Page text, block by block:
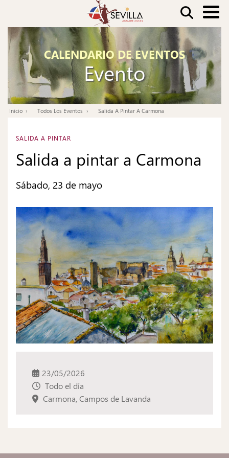
contenido
principal
Buscar
CALENDARIO DE EVENTOS
Evento
Ruta
navegación
Inicio Todos Los Eventos Salida A Pintar A Carmona
SALIDA A PINTAR
Salida a pintar a Carmona
Sábado, 23 de mayo
23/05/2026
Todo el día
Carmona, Campos de Lavanda